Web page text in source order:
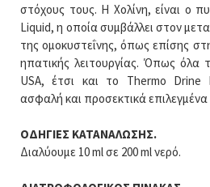
στόχους τους. Η Χολίνη, είναι ο
Liquid, η οποία συμβάλλει στον
της ομοκυστεΐνης, όπως επίσης
ηπατικής λειτουργίας. Όπως όλα
USA, έτσι και το Thermo Drine
ασφαλή και προσεκτικά
ΟΔΗΓΙΕΣ ΚΑΤΑΝΑΛΩΣΗΣ.
Διαλύουμε 10 ml σε 200 ml νερό.